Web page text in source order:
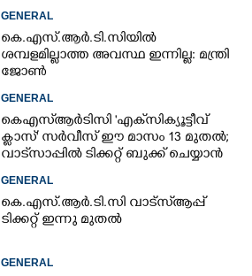
ഗുരുതരാവസ്ഥയിൽ
GENERAL
കെ.എസ്.ആർ.ടി.സിയിൽ
ശമ്പളമില്ലാത്ത അവസ്ഥ ഇന്നില്ല: മന്ത്രി
ജോൺ
GENERAL
കെഎസ്‌ആർടിസി 'എക്‌സിക്യൂട്ടീവ്
ക്ളാസ്' സർവീസ് ഈ മാസം 13 മുതൽ;
വാട്‌സാപ്പിൽ ടിക്കറ്റ് ബുക്ക് ചെയ്യാൻ
GENERAL
കെ.എസ്.ആർ.ടി.സി വാട്സ്ആപ്പ്
ടിക്കറ്റ് ഇന്നു മുതൽ
GENERAL